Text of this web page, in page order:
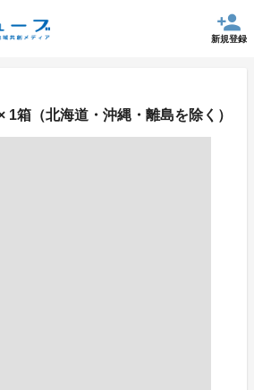
新規登録
1箱（北海道・沖縄・離島を除く）